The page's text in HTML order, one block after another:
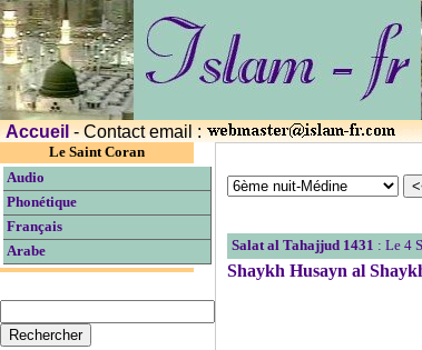
Accueil- Contact email :
Le Saint Coran
Audio
Phonétique
Français
Arabe
Salat al Tahajjud 1431 : Le 4
Shaykh Husayn al